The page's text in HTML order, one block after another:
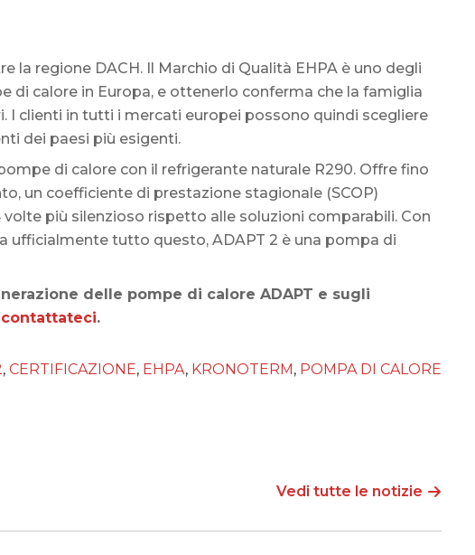
la regione DACH. Il Marchio di Qualità EHPA è uno degli
di calore in Europa, e ottenerlo conferma che la famiglia
I clienti in tutti i mercati europei possono quindi scegliere
dei paesi più esigenti.
di calore con il refrigerante naturale R290. Offre fino
un coefficiente di prestazione stagionale (SCOP)
più silenzioso rispetto alle soluzioni comparabili. Con
ufficialmente tutto questo, ADAPT 2 è una pompa di
delle pompe di calore ADAPT e sugli
contattateci.
, CERTIFICAZIONE, EHPA, KRONOTERM, POMPA DI CALORE
Vedi tutte le notizie